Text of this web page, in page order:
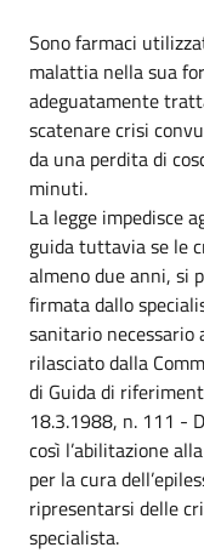
Sono farmaci
malattia nella sua
adeguatamente
scatenare crisi
da una perdita di
minuti.
La legge impedisce
guida tuttavia se le
almeno due anni, si
firmata dallo
sanitario necessario
rilasciato dalla
di Guida di
18.3.1988, n. 111 -
così l’abilitazione
per la cura
ripresentarsi delle
specialista.